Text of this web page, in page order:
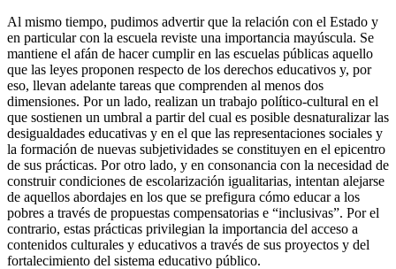
Al mismo tiempo, pudimos advertir que la relación con el Estado y
en particular con la escuela reviste una importancia mayúscula. Se
mantiene el afán de hacer cumplir en las escuelas públicas aquello
que las leyes proponen respecto de los derechos educativos y, por
eso, llevan adelante tareas que comprenden al menos dos
dimensiones. Por un lado, realizan un trabajo político-cultural en el
que sostienen un umbral a partir del cual es posible desnaturalizar las
desigualdades educativas y en el que las representaciones sociales y
la formación de nuevas subjetividades se constituyen en el epicentro
de sus prácticas. Por otro lado, y en consonancia con la necesidad de
construir condiciones de escolarización igualitarias, intentan alejarse
de aquellos abordajes en los que se prefigura cómo educar a los
pobres a través de propuestas compensatorias e “inclusivas”. Por el
contrario, estas prácticas privilegian la importancia del acceso a
contenidos culturales y educativos a través de sus proyectos y del
fortalecimiento del sistema educativo público.